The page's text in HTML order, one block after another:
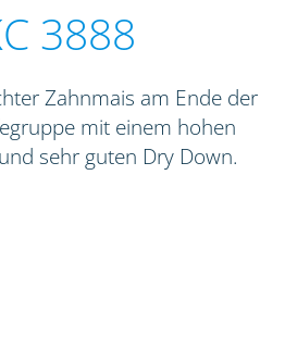
3888
Zahnmais am Ende der
mit einem hohen
sehr guten Dry Down.